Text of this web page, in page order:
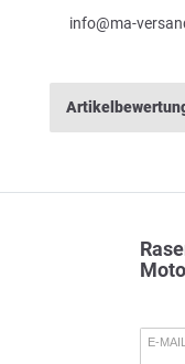
info@ma-
E-